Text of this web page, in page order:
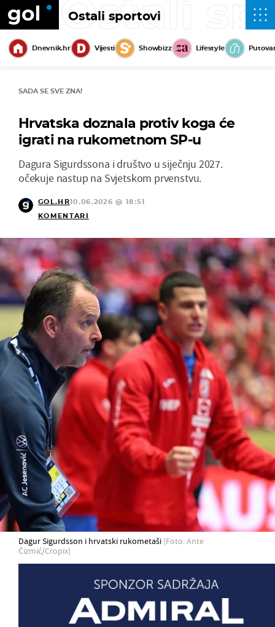
Ostali sportovi
Ostali
Dnevnik.hr Vijesti Showbizz Lifestyle
SADA SE SVE ZNA!
Hrvatska doznala protiv koga će
igrati na rukometnom SP-u
Dagura Sigurdssona i društvo u siječnju 2027.
očekuje nastup na Svjetskom prvenstvu.
GOL.HR10.06.2026 @ 18:51
KOMENTARI
Dagur Sigurdsson i hrvatski rukometaši (Foto: Ante
Čizmić/Cropix)